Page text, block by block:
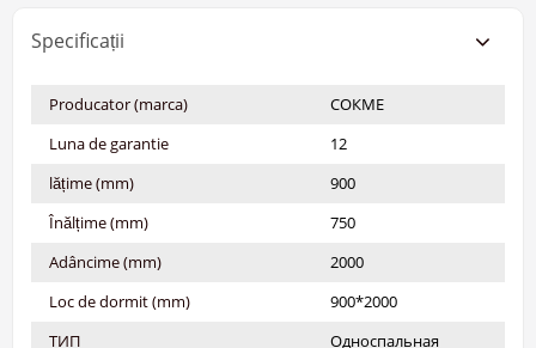
Specificații
Producator (marca)
СОКМЕ
Luna de garantie
12
lățime (mm)
900
Înălțime (mm)
750
Adâncime (mm)
2000
Loc de dormit (mm)
900*2000
ТИП
Односпальная